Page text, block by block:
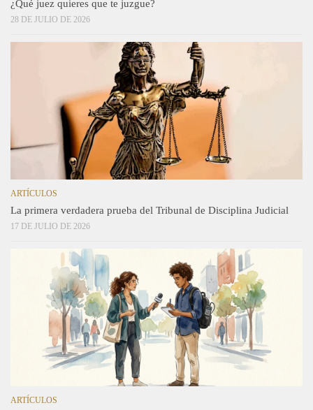
¿Qué juez quieres que te juzgue?
28 DE JULIO DE 2026
ARTÍCULOS
La primera verdadera prueba del Tribunal de Disciplina Judicial
17 DE JULIO DE 2026
ARTÍCULOS